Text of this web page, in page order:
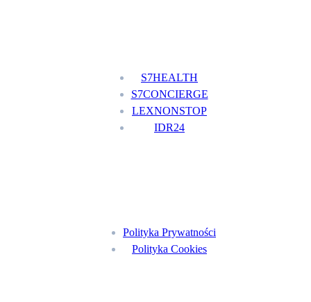
S7HEALTH
S7CONCIERGE
LEXNONSTOP
IDR24
Polityka Prywatności
Polityka Cookies